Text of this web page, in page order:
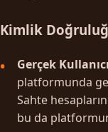
Kimlik
Gerçek
platformunda
Sahte
bu da